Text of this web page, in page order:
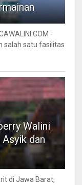
-
salah satu fasilitas
Walini
dan
di Jawa Barat,